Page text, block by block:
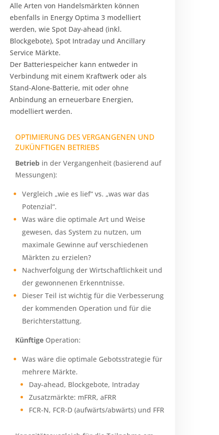
Alle Arten von Handelsmärkten können
ebenfalls in Energy Optima 3 modelliert
werden, wie Spot Day-ahead (inkl.
Blockgebote), Spot Intraday und Ancillary
Service Märkte.
Der Batteriespeicher kann entweder in
Verbindung mit einem Kraftwerk oder als
Stand-Alone-Batterie, mit oder ohne
Anbindung an erneuerbare Energien,
modelliert werden.
OPTIMIERUNG DES VERGANGENEN UND
ZUKÜNFTIGEN BETRIEBS
Betrieb in der Vergangenheit (basierend auf
Messungen):
Vergleich „wie es lief“ vs. „was war das
Potenzial“.
Was wäre die optimale Art und Weise
gewesen, das System zu nutzen, um
maximale Gewinne auf verschiedenen
Märkten zu erzielen?
Nachverfolgung der Wirtschaftlichkeit und
der gewonnenen Erkenntnisse.
Dieser Teil ist wichtig für die Verbesserung
der kommenden Operation und für die
Berichterstattung.
Künftige Operation:
Was wäre die optimale Gebotsstrategie für
mehrere Märkte.
Day-ahead, Blockgebote, Intraday
Zusatzmärkte: mFRR, aFRR
FCR-N, FCR-D (aufwärts/abwärts) und FFR